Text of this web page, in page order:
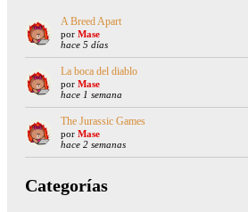
A Breed Apart
por Mase
hace 5 días
La boca del diablo
por Mase
hace 1 semana
The Jurassic Games
por Mase
hace 2 semanas
Categorías